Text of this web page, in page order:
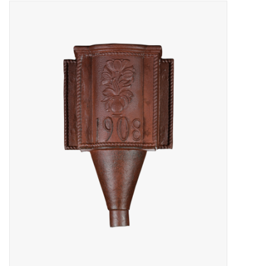
Decoratieve Outdoor
Vloeren - Steen, Terra Cotta